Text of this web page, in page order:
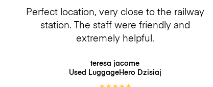
Perfect location, very close to the railway
station. The staff were friendly and
extremely helpful.
teresa jacome
Used LuggageHero Dzisiaj